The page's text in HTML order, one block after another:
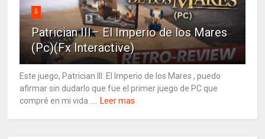
5
Patrician III– El Imperio de los Mares
(Pc)(Fx Interactive)
Este juego, Patrician III: El Imperio de los Mares , puedo
afirmar sin dudarlo que fue el primer juego de PC que
compré en mi vida ....
Leer mas